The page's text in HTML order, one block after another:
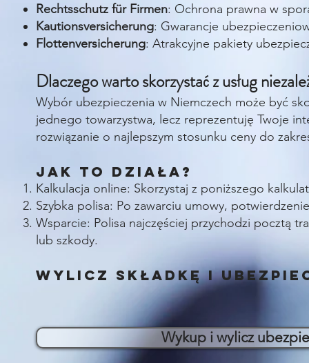
Rechtsschutz für Firmen: Ochrona prawna w
Kautionsversicherung: Gwarancje
Flottenversicherung: Atrakcyjne pakiety
Dlaczego warto skorzystać z usług
Wybór ubezpieczenia w Niemczech może być
jednego towarzystwa, lecz reprezentuję Twoje
rozwiązanie o najlepszym stosunku ceny do
Jak to działa?
Kalkulacja online: Skorzystaj z poniższego
Szybka polisa: Po zawarciu umowy,
Wsparcie: Polisa najczęściej przychodzi pocztą
lub szkody.
Wylicz składkę i
Wykup i wylicz